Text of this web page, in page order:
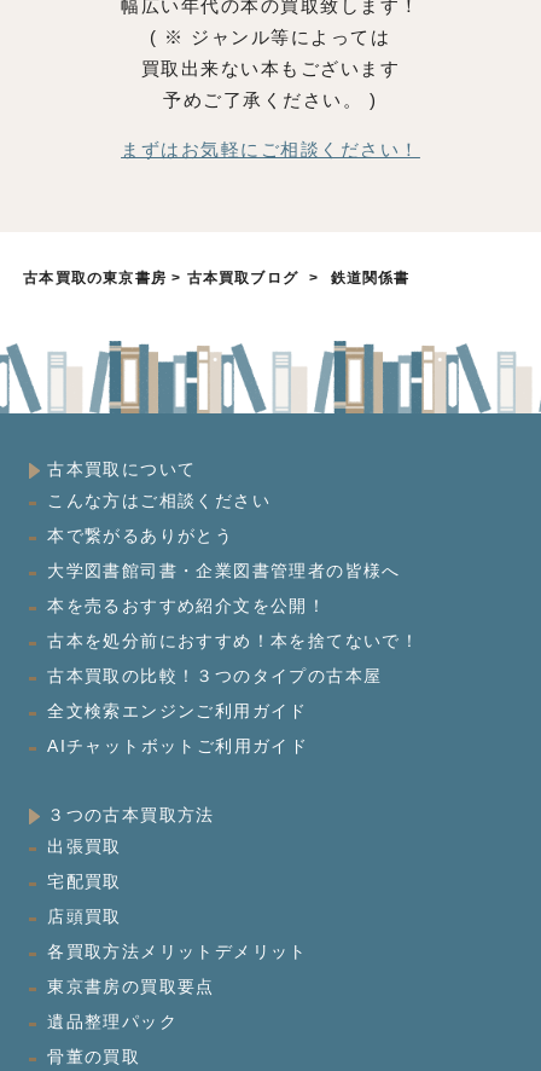
幅広い年代の本の買取致します！
( ※ ジャンル等によっては
買取出来ない本もございます
予めご了承ください。 )
まずはお気軽にご相談ください！
古本買取の東京書房 > 古本買取ブログ > 鉄道関係書
古本買取について
こんな方はご相談ください
本で繋がるありがとう
大学図書館司書・企業図書管理者の皆様へ
本を売るおすすめ紹介文を公開！
古本を処分前におすすめ！本を捨てないで！
古本買取の比較！３つのタイプの古本屋
全文検索エンジンご利用ガイド
AIチャットボットご利用ガイド
３つの古本買取方法
出張買取
宅配買取
店頭買取
各買取方法メリットデメリット
東京書房の買取要点
遺品整理パック
骨董の買取